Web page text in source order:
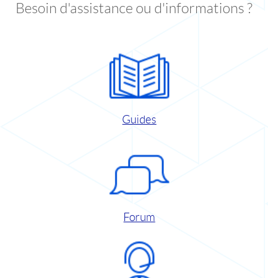
Besoin d'assistance ou d'informations ?
Guides
Forum